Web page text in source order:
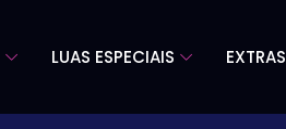
LUAS ESPECIAIS EXTRAS